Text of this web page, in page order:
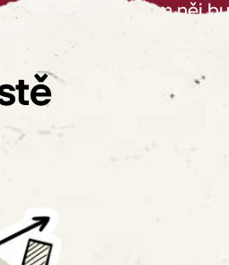
že vše kolem něj
Premier League.
vypnutí po práci.